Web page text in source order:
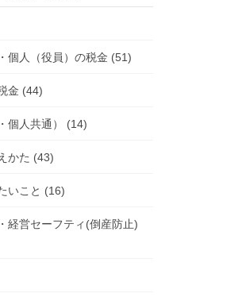
個人（役員）の税金 (51)
金 (44)
個人共通） (14)
かた (43)
いこと (16)
経営セーフティ(倒産防止)